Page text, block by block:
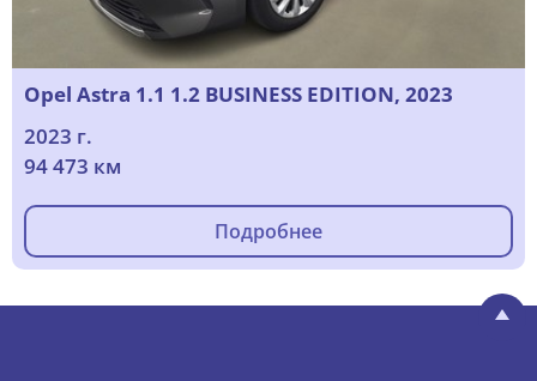
Opel Astra 1.1 1.2 BUSINESS EDITION, 2023
2023 г.
94 473 км
Подробнее